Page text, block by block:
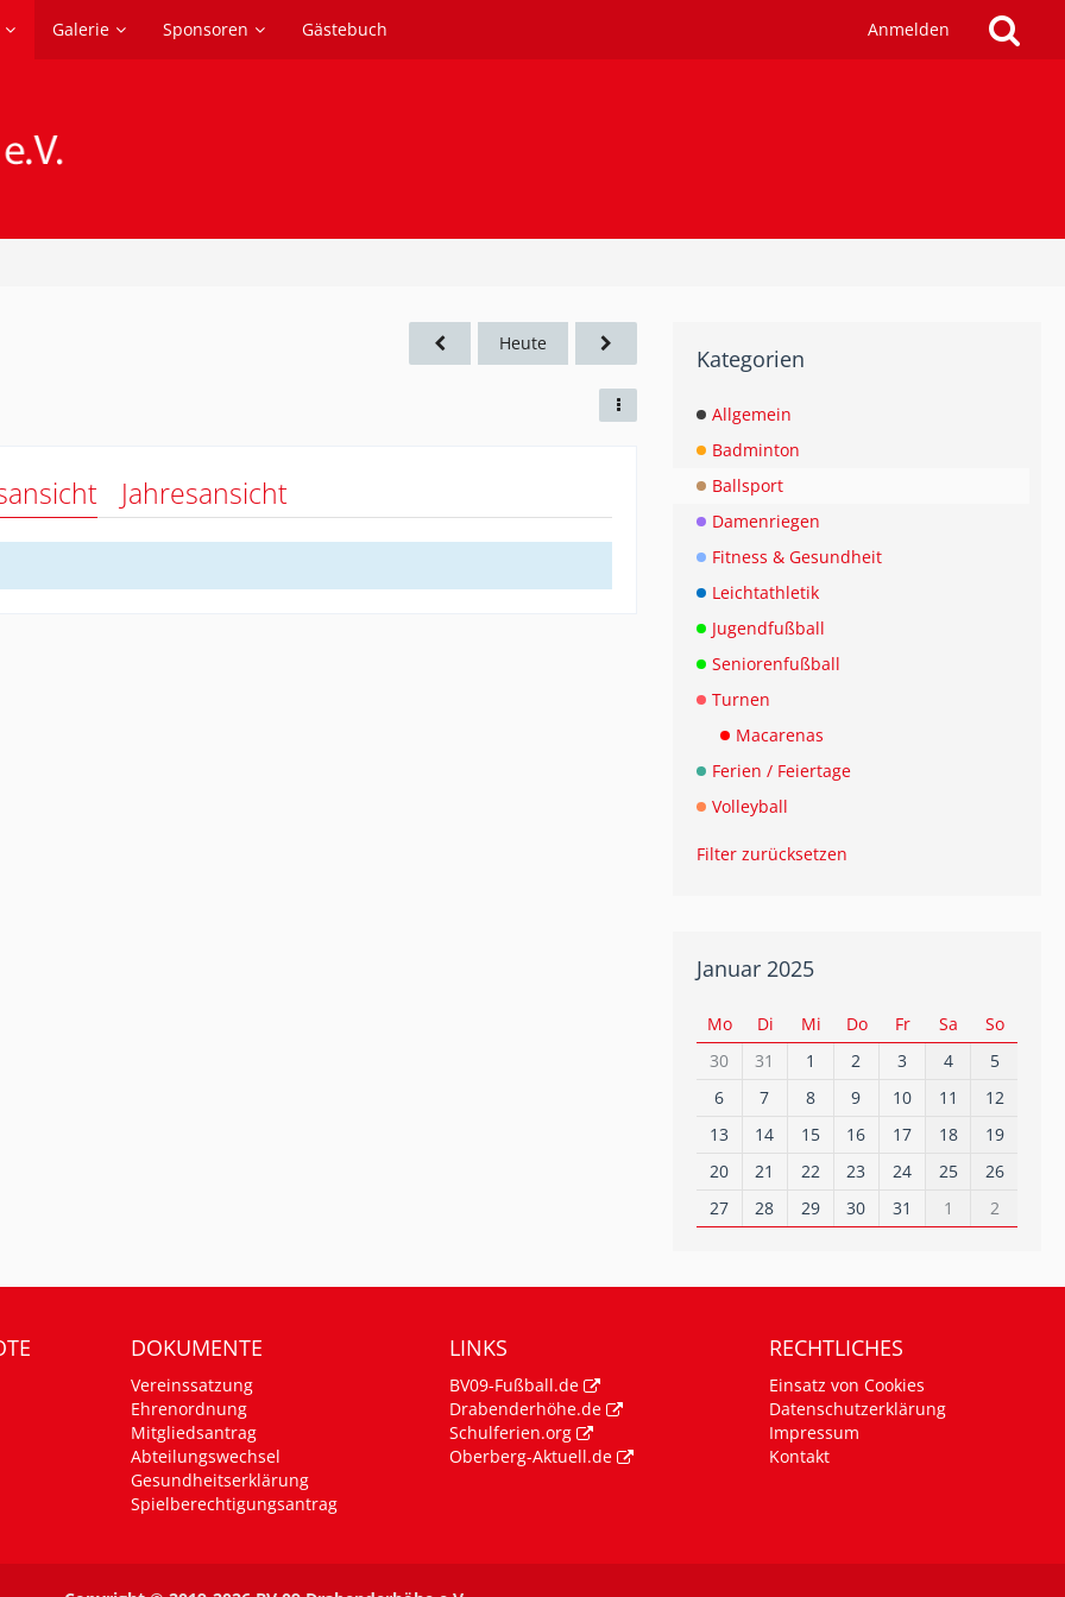
Galerie Sponsoren Gästebuch Anmelden
Heute
Jahresansicht
Kategorien
Allgemein
Badminton
Ballsport
Damenriegen
Fitness & Gesundheit
Leichtathletik
Jugendfußball
Seniorenfußball
Turnen
Macarenas
Ferien / Feiertage
Volleyball
Filter zurücksetzen
Januar 2025
Mo Di Mi Do Fr Sa
So
30
31 1 2 3 4
5
6
7 8 9 10 11
12
13
14 15 16 17 18
19
20
21 22 23 24 25
26
27
28 29 30 31 1 2
DOKUMENTE
Vereinssatzung
Ehrenordnung
Mitgliedsantrag
Abteilungswechsel
Gesundheitserklärung
Spielberechtigungsantrag
LINKS
BV09-Fußball.de
Drabenderhöhe.de
Schulferien.org
Oberberg-Aktuell.de
RECHTLICHES
Einsatz von Cookies
Datenschutzerklärung
Impressum
Kontakt